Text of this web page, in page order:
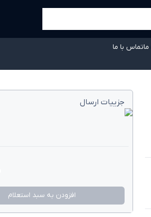
ماتماس با ما
جزییات ارسال
افزودن به سبد استعلام